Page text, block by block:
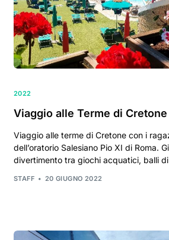
2022
Viaggio alle Terme di Cretone
Viaggio alle terme di Cretone con i
dell’oratorio Salesiano Pio XI di Roma.
divertimento tra giochi acquatici, balli
STAFF 20 GIUGNO 2022